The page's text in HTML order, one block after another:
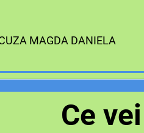
MAGDA DANIELA
Ce